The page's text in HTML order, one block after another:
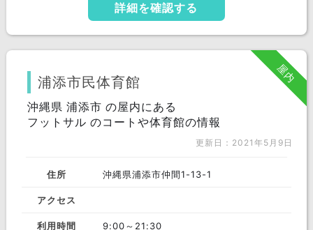
詳細を確認する
屋内
浦添市民体育館
沖縄県 浦添市 の屋内にある
フットサル のコートや体育館の情報
更新日：2021年5月9日
住所 沖縄県浦添市仲間1-13-1
アクセス
利用時間 9:00～21:30